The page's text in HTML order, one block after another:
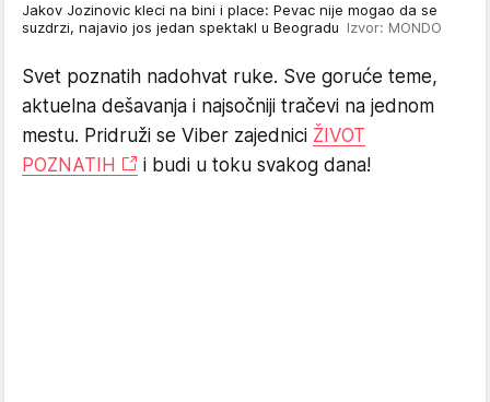
Jakov Jozinovic kleci na bini i place: Pevac nije mogao da se
suzdrzi, najavio jos jedan spektakl u Beogradu Izvor: MONDO
Svet poznatih nadohvat ruke. Sve goruće teme,
aktuelna dešavanja i najsočniji tračevi na jednom
mestu. Pridruži se Viber zajednici ŽIVOT
POZNATIH
i budi u toku svakog dana!